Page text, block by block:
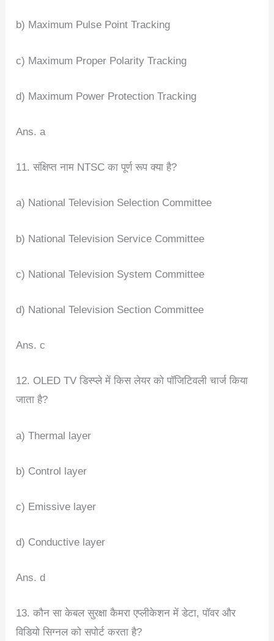
b) Maximum Pulse Point Tracking
c) Maximum Proper Polarity Tracking
d) Maximum Power Protection Tracking
Ans. a
11. संक्षिप्त नाम NTSC का पूर्ण रूप क्या है?
a) National Television Selection Committee
b) National Television Service Committee
c) National Television System Committee
d) National Television Section Committee
Ans. c
12. OLED TV डिस्प्ले में किस लेयर को पॉजिटिवली चार्ज किया
जाता है?
a) Thermal layer
b) Control layer
c) Emissive layer
d) Conductive layer
Ans. d
13. कौन सा केबल सुरक्षा कैमरा एप्लीकेशन में डेटा, पॉवर और
विडियो सिग्नल को सपोर्ट करता है?